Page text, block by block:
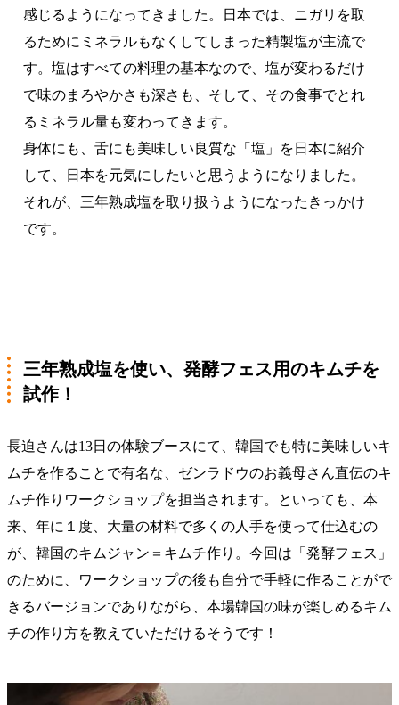
感じるようになってきました。日本では、ニガリを取
るためにミネラルもなくしてしまった精製塩が主流で
す。塩はすべての料理の基本なので、塩が変わるだけ
で味のまろやかさも深さも、そして、その食事でとれ
るミネラル量も変わってきます。
身体にも、舌にも美味しい良質な「塩」を日本に紹介
して、日本を元気にしたいと思うようになりました。
それが、三年熟成塩を取り扱うようになったきっかけ
です。
三年熟成塩を使い、発酵フェス用のキムチを
試作！
長迫さんは13日の体験ブースにて、韓国でも特に美味しいキ
ムチを作ることで有名な、ゼンラドウのお義母さん直伝のキ
ムチ作りワークショップを担当されます。といっても、本
来、年に１度、大量の材料で多くの人手を使って仕込むの
が、韓国のキムジャン＝キムチ作り。今回は「発酵フェス」
のために、ワークショップの後も自分で手軽に作ることがで
きるバージョンでありながら、本場韓国の味が楽しめるキム
チの作り方を教えていただけるそうです！